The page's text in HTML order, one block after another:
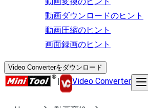
動画ダウンロードのヒント
動画圧縮のヒント
画面録画のヒント
Video Converterをダウンロード
| Video Converter